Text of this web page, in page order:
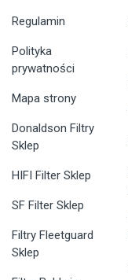
Regulamin
Polityka
prywatności
Mapa strony
Donaldson Filtry
Sklep
HIFI Filter Sklep
SF Filter Sklep
Filtry Fleetguard
Sklep